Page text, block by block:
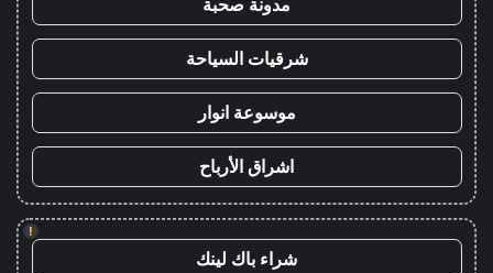
مدونة صحبة
شرقيات السياحة
موسوعة انوار
اشراق الأرباح
!
شراء باك لينك